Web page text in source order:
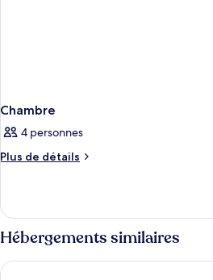
Chambre
4 personnes
Plus de détails
Plus
le
type
de
Chambre
Hébergements similaires
Sopotorium Hotel & Medical Spa